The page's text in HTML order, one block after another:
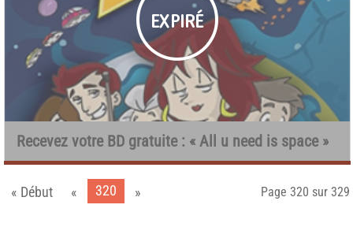
Recevez votre BD gratuite : « All u need is space »
Page 320 sur 329
« Début « 320 »